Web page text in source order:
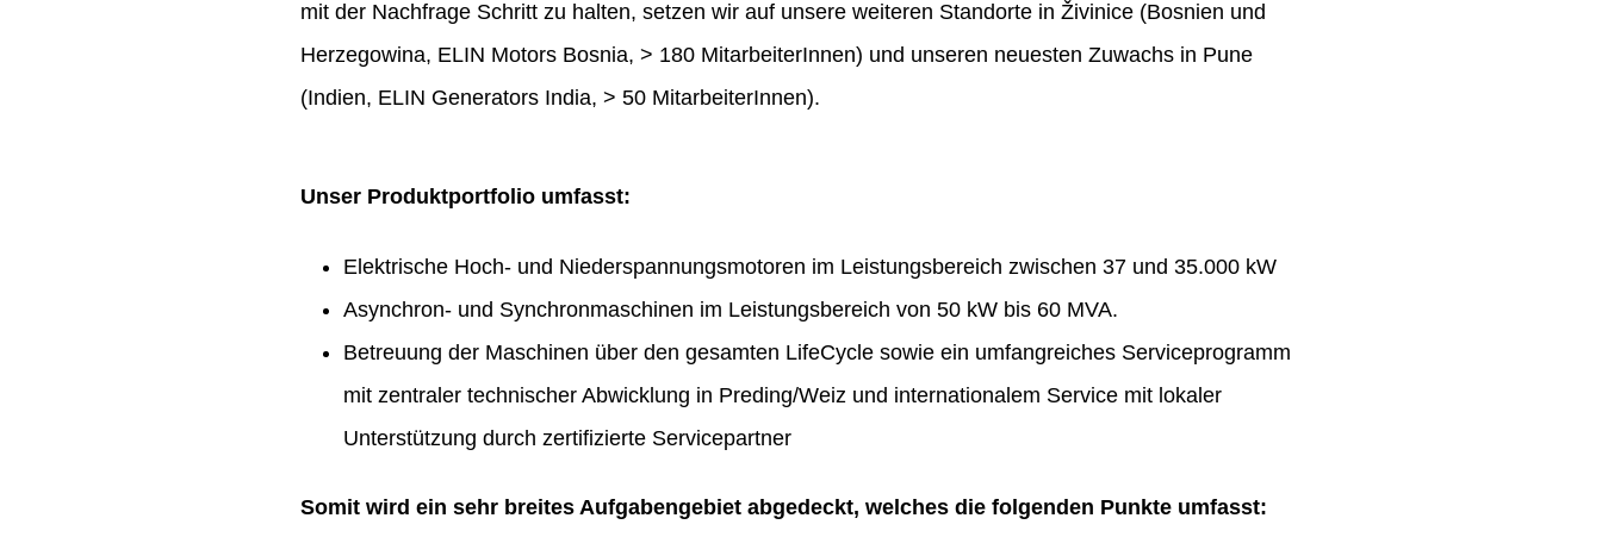
mit der Nachfrage Schritt zu halten, setzen wir auf unsere weiteren Standorte in Živinice (Bosnien und
Herzegowina, ELIN Motors Bosnia, > 180 MitarbeiterInnen) und unseren neuesten Zuwachs in Pune
(Indien, ELIN Generators India, > 50 MitarbeiterInnen).
Unser Produktportfolio umfasst:
Elektrische Hoch- und Niederspannungsmotoren im Leistungsbereich zwischen 37 und 35.000 kW
Asynchron- und Synchronmaschinen im Leistungsbereich von 50 kW bis 60 MVA.
Betreuung der Maschinen über den gesamten LifeCycle sowie ein umfangreiches Serviceprogramm
mit zentraler technischer Abwicklung in Preding/Weiz und internationalem Service mit lokaler
Unterstützung durch zertifizierte Servicepartner
Somit wird ein sehr breites Aufgabengebiet abgedeckt, welches die folgenden Punkte umfasst: